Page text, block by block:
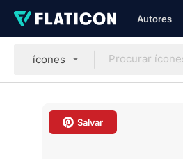
Autores
ícones
Salvar